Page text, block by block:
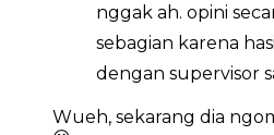
nggak ah. opini
sebagian karena
dengan supervisor
Wueh, sekarang dia